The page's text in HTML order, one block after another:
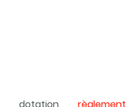
dotation règlement